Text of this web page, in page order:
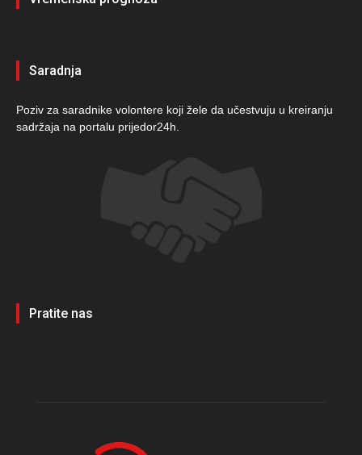
Saradnja
Poziv za saradnike volontere koji žele da učestvuju u kreiranju
sadržaja na portalu prijedor24h.
Pratite nas